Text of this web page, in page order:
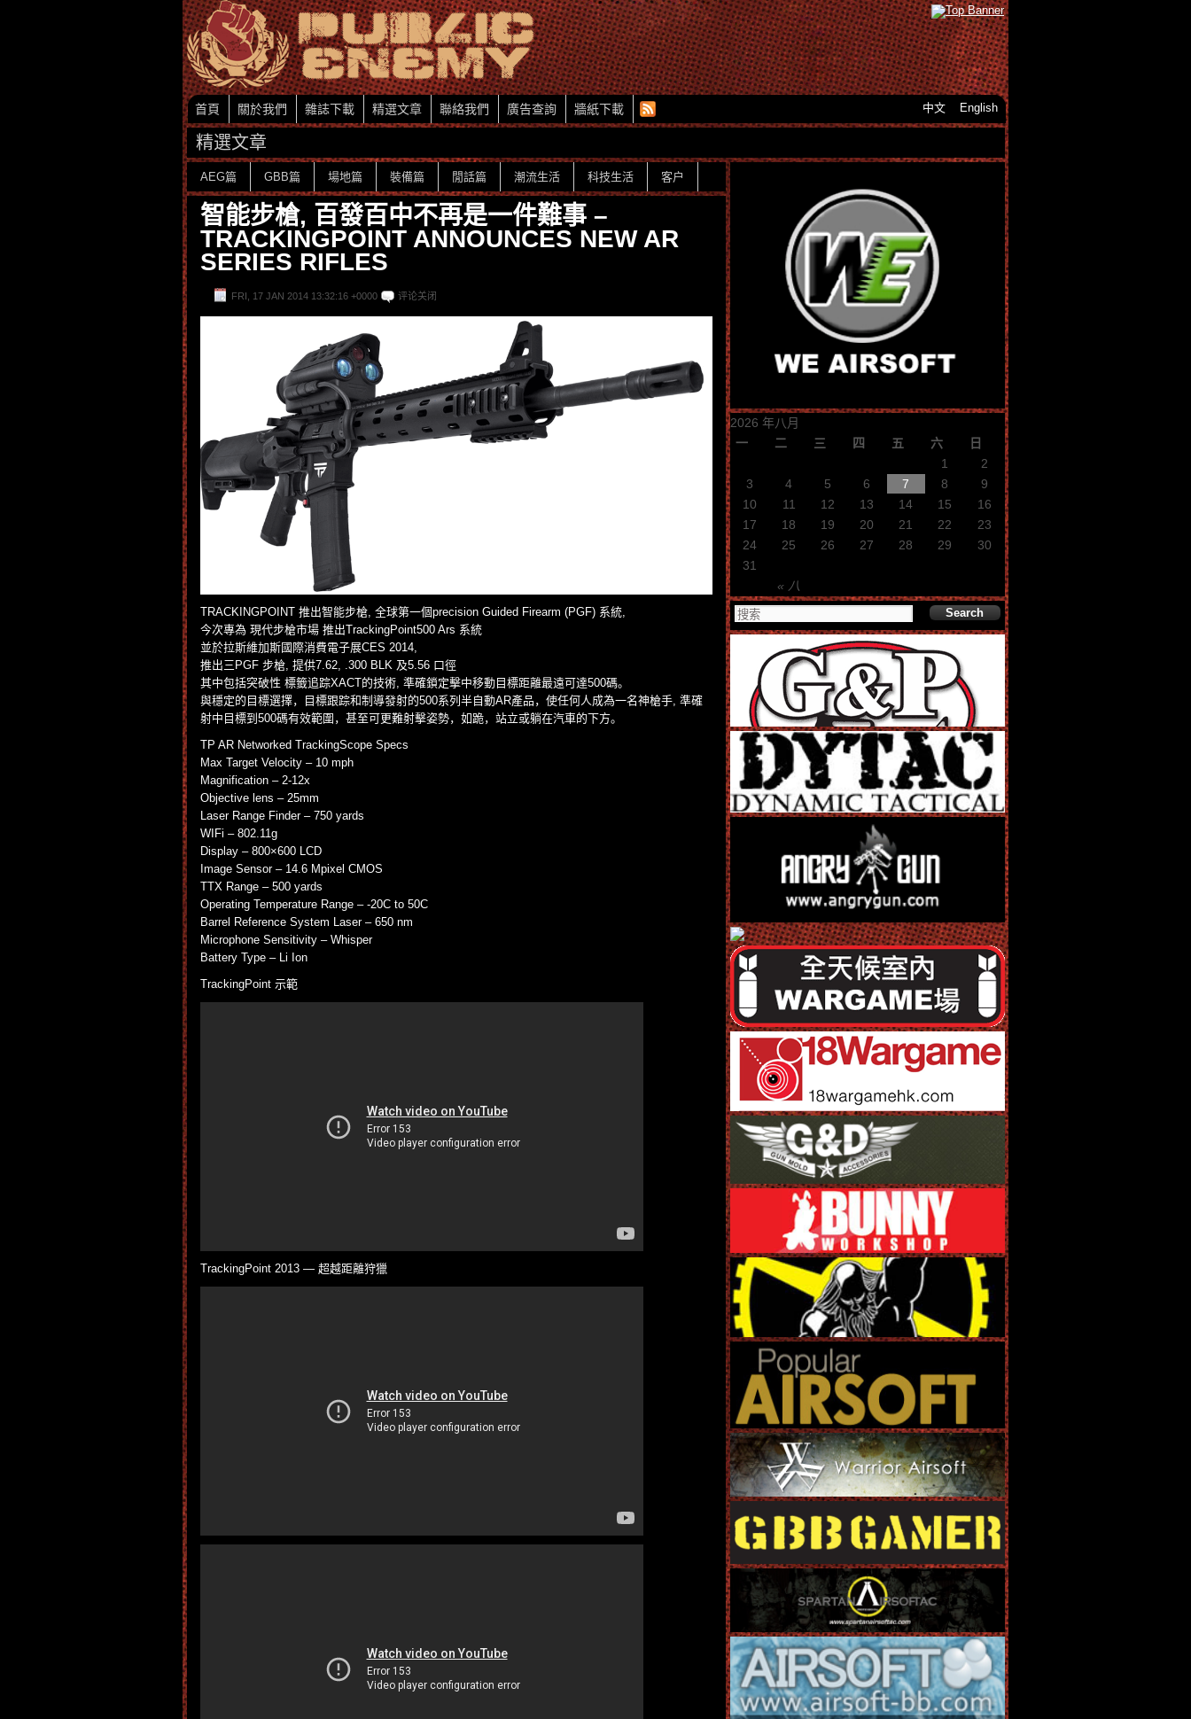
首頁 關於我們 雜誌下載 精選文章 聯絡我們 廣告查詢 牆紙下載 中文 English
精選文章
AEG篇 GBB篇 場地篇 裝備篇 閒話篇 潮流生活 科技生活 客户
智能步槍, 百發百中不再是一件難事 –
TRACKINGPOINT ANNOUNCES NEW AR
SERIES RIFLES
FRI, 17 JAN 2014 13:32:16 +0000 评论关闭
TRACKINGPOINT 推出智能步槍, 全球第一個precision Guided Firearm (PGF) 系統,
今次專為 現代步槍市場 推出TrackingPoint500 Ars 系統
並於拉斯維加斯國際消費電子展CES 2014,
推出三PGF 步槍, 提供7.62, .300 BLK 及5.56 口徑
其中包括突破性 標籤追踪XACT的技術, 準確鎖定擊中移動目標距離最遠可達500碼。
與穩定的目標選擇，目標跟踪和制導發射的500系列半自動AR產品，使任何人成為一名神槍手, 準確
射中目標到500碼有效範圍，甚至可更難射擊姿勢，如跪，站立或躺在汽車的下方。
TP AR Networked TrackingScope Specs
Max Target Velocity – 10 mph
Magnification – 2-12x
Objective lens – 25mm
Laser Range Finder – 750 yards
WIFi – 802.11g
Display – 800×600 LCD
Image Sensor – 14.6 Mpixel CMOS
TTX Range – 500 yards
Operating Temperature Range – -20C to 50C
Barrel Reference System Laser – 650 nm
Microphone Sensitivity – Whisper
Battery Type – Li Ion
TrackingPoint 示範
TrackingPoint 2013 — 超越距離狩獵
2026 年八月
一
二 三 四 五 六 日
« 八
1
2
3
4 5 6 7 8
9
10
11 12 13 14 15
16
17
18 19 20 21 22
23
24
25 26 27 28 29
30
31